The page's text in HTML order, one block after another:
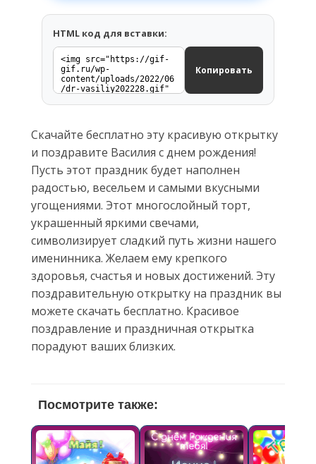
HTML код для вставки:
Копировать
Скачайте бесплатно эту красивую открытку
и поздравите Василия с днем рождения!
Пусть этот праздник будет наполнен
радостью, весельем и самыми вкусными
угощениями. Этот многослойный торт,
украшенный яркими свечами,
символизирует сладкий путь жизни нашего
именинника. Желаем ему крепкого
здоровья, счастья и новых достижений. Эту
поздравительную открытку на праздник вы
можете скачать бесплатно. Красивое
поздравление и праздничная открытка
порадуют ваших близких.
Посмотрите также: